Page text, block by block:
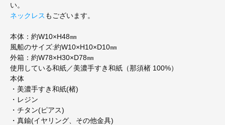
い。
ネックレス もございます。
本体：約W10×H48㎜
風船のサイズ:約W10×H10×D10㎜
外箱：約W78×H30×D78㎜
使用している和紙／美濃手すき和紙（那須楮 100%）
本体
・美濃手すき和紙(楮)
・レジン
・チタン(ピアス)
・真鍮(イヤリング、その他金具)